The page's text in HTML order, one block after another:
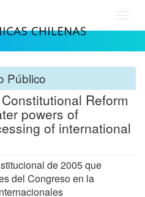
Público
Reform
powers of
of international
de 2005 que
del Congreso en la